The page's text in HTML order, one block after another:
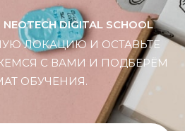
DIGITAL SCHOOL
ЛОКАЦИЮ И ОСТАВЬТЕ
С ВАМИ И ПОДБЕРЁМ
ОБУЧЕНИЯ.